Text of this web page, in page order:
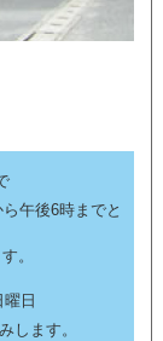
午後6時までと
。
日
します。